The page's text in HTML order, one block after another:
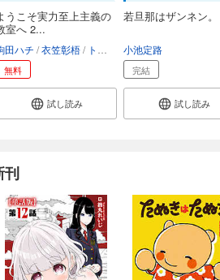
うこそ実力至上主義の
室へ 2...
田ハチ 衣笠彰梧 トモセシュンサク
無料
試し読み
若旦那はザンネン
小池定路
完結
試し読み
刊